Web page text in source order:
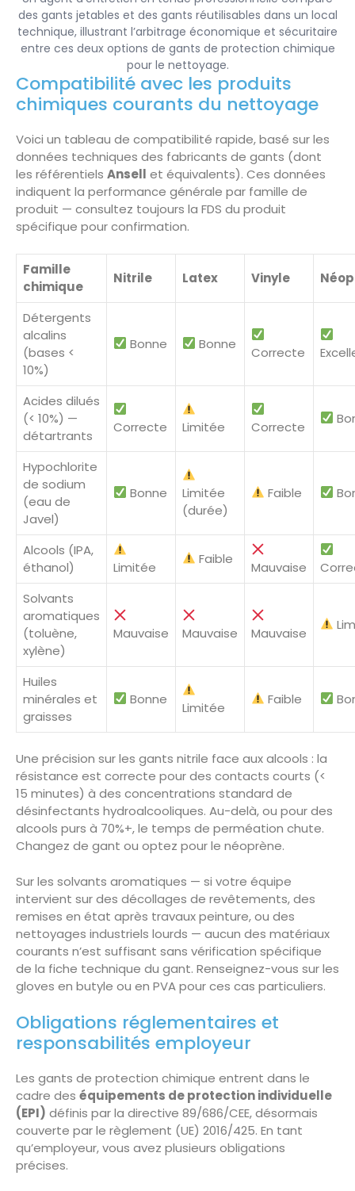
des gants jetables et des gants réutilisables dans un local
technique, illustrant l’arbitrage économique et sécuritaire
entre ces deux options de gants de protection chimique
pour le nettoyage.
Compatibilité avec les produits
chimiques courants du nettoyage
Voici un tableau de compatibilité rapide, basé sur les
données techniques des fabricants de gants (dont
les référentiels Ansell et équivalents). Ces données
indiquent la performance générale par famille de
produit — consultez toujours la FDS du produit
spécifique pour confirmation.
Famille
chimique
Nitrile Latex Vinyle
Détergents
alcalins
(bases <
10%)
Bonne Bonne
Correcte
Acides dilués
(< 10%) —
détartrants
Correcte Limitée Correcte
Hypochlorite
de sodium
(eau de
Javel)
Bonne
Limitée
(durée)
Faible
Alcools (IPA,
éthanol)
Limitée
Faible
Mauvaise
Solvants
aromatiques
(toluène,
xylène)
Mauvaise Mauvaise Mauvaise
Huiles
minérales et
graisses
Bonne
Limitée
Faible
Une précision sur les gants nitrile face aux alcools : la
résistance est correcte pour des contacts courts (<
15 minutes) à des concentrations standard de
désinfectants hydroalcooliques. Au-delà, ou pour des
alcools purs à 70%+, le temps de perméation chute.
Changez de gant ou optez pour le néoprène.
Sur les solvants aromatiques — si votre équipe
intervient sur des décollages de revêtements, des
remises en état après travaux peinture, ou des
nettoyages industriels lourds — aucun des matériaux
courants n’est suffisant sans vérification spécifique
de la fiche technique du gant. Renseignez-vous sur les
gloves en butyle ou en PVA pour ces cas particuliers.
Obligations réglementaires et
responsabilités employeur
Les gants de protection chimique entrent dans le
cadre des équipements de protection individuelle
(EPI) définis par la directive 89/686/CEE, désormais
couverte par le règlement (UE) 2016/425. En tant
qu’employeur, vous avez plusieurs obligations
précises.